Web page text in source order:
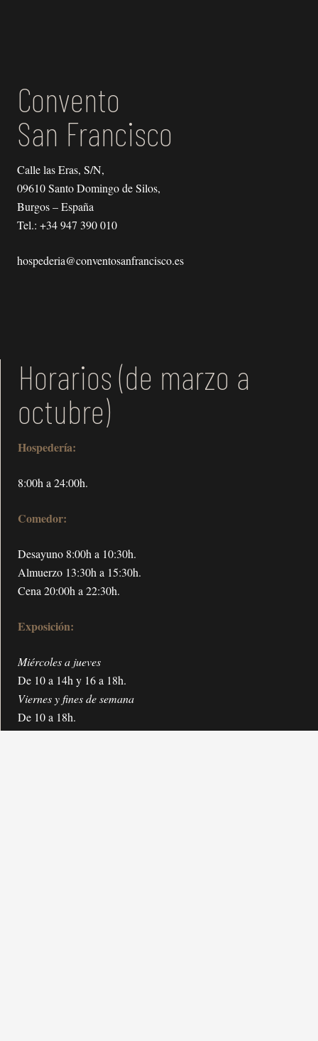
Convento
San Francisco
Calle las Eras, S/N,
09610 Santo Domingo de Silos,
Burgos – España
Tel.: +34 947 390 010
hospederia@conventosanfrancisco.es
Horarios (de marzo a
octubre)
Hospedería:
8:00h a 24:00h.
Comedor:
Desayuno 8:00h a 10:30h.
Almuerzo 13:30h a 15:30h.
Cena 20:00h a 22:30h.
Exposición:
Miércoles a jueves
De 10 a 14h y 16 a 18h.
Viernes y fines de semana
De 10 a 18h.
Cerrado lunes y martes no festivos.